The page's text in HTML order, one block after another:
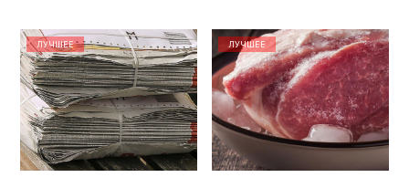
ЛУЧШЕЕ ЛУЧШЕЕ